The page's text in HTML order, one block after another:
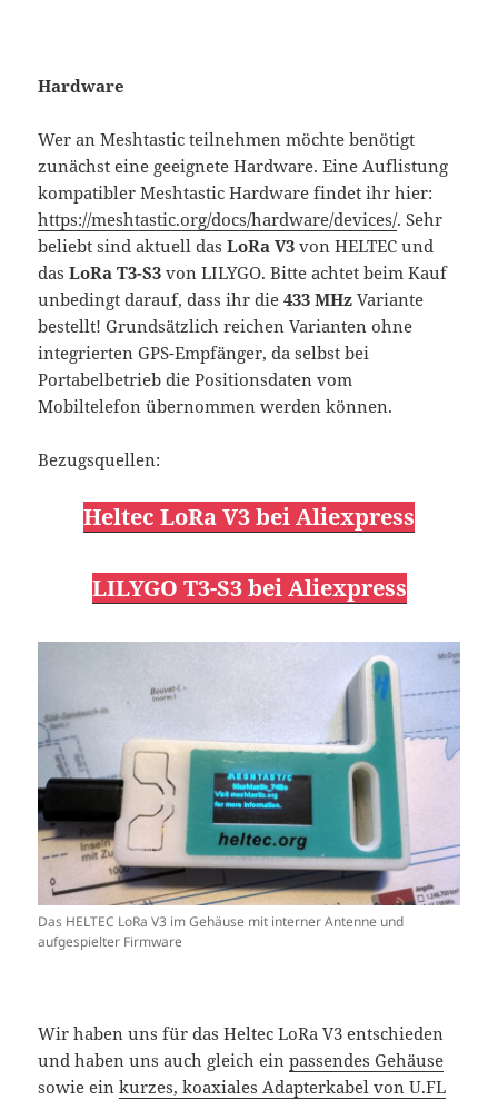
Hardware
Wer an Meshtastic teilnehmen möchte benötigt
zunächst eine geeignete Hardware. Eine Auflistung
kompatibler Meshtastic Hardware findet ihr hier:
https://meshtastic.org/docs/hardware/devices/. Sehr
beliebt sind aktuell dasLoRa V3 von HELTEC und
dasLoRa T3-S3 von LILYGO. Bitte achtet beim Kauf
unbedingt darauf, dass ihr die433 MHz Variante
bestellt! Grundsätzlich reichen Varianten ohne
integrierten GPS-Empfänger, da selbst bei
Portabelbetrieb die Positionsdaten vom
Mobiltelefon übernommen werden können.
Bezugsquellen:
Heltec LoRa V3 bei Aliexpress
LILYGO T3-S3 bei Aliexpress
Das HELTEC LoRa V3 im Gehäuse mit interner Antenne und
aufgespielter Firmware
Wir haben uns für das Heltec LoRa V3 entschieden
und haben uns auch gleich einpassendes Gehäuse
sowie einkurzes, koaxiales Adapterkabel von U.FL